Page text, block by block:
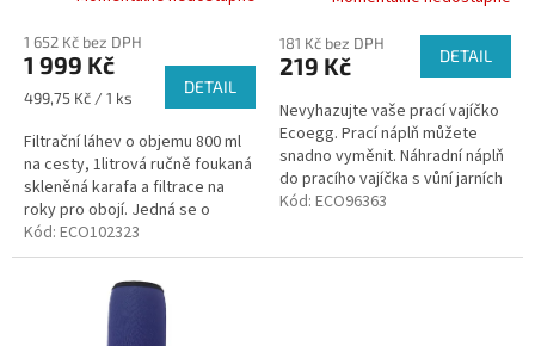
1 652 Kč bez DPH
1 999 Kč
Měrná
499,75 Kč / 1 ks
DETAIL
Filtrační láhev o objemu 800 ml
na cesty, 1litrová ručně foukaná
skleněná karafa a filtrace na
roky pro obojí. Jedná se o
perfektní dárkovou sadu pro
skvěle chutnající vodu na...
Kód: ECO102323
181 Kč bez DPH
219 Kč DETAIL
Nevyhazujte vaše prací vajíčko
Ecoegg. Prací náplň můžete
snadno vyměnit. Náhradní náplň
do pracího vajíčka s vůní jarních
květů na 50 praní. Určené hlavne
Kód: ECO96363